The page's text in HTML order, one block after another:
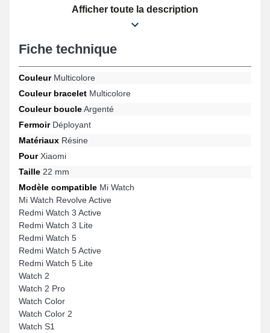
assurant une satisfaction totale au quotidien.
Afficher toute la description
Fiche technique
CouleurMulticolore
Couleur bracelet Multicolore
Couleur boucleArgenté
FermoirDéployant
Matériaux Résine
PourXiaomi
Taille 22 mm
Modèle compatible Mi Watch
Mi Watch Revolve Active
Redmi Watch 3 Active
Redmi Watch 3 Lite
Redmi Watch 5
Redmi Watch 5 Active
Redmi Watch 5 Lite
Watch 2
Watch 2 Pro
Watch Color
Watch Color 2
Watch S1